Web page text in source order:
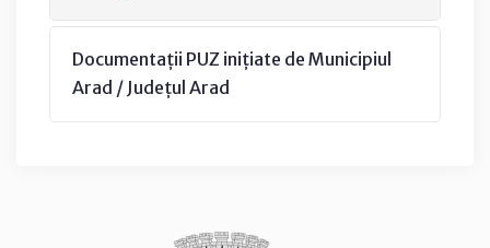
Documentații PUZ inițiate de Municipiul
Arad / Județul Arad